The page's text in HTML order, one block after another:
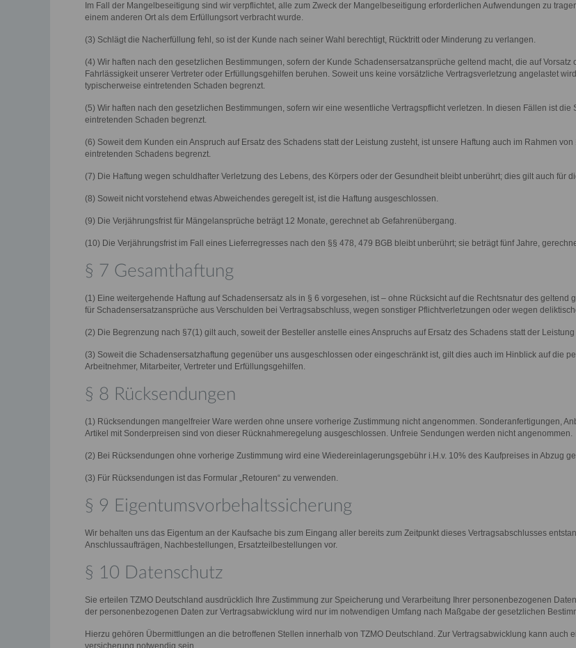
Im Fall der Mangelbeseitigung sind wir verpflichtet, alle zum Zweck der Mangelbeseitigung erforderlichen Aufwendungen zu
einem anderen Ort als dem Erfüllungsort verbracht wurde.
(3) Schlägt die Nacherfüllung fehl, so ist der Kunde nach seiner Wahl berechtigt, Rücktritt oder Minderung zu verlangen.
(4) Wir haften nach den gesetzlichen Bestimmungen, sofern der Kunde Schadensersatzansprüche geltend macht, die auf
Fahrlässigkeit unserer Vertreter oder Erfüllungsgehilfen beruhen. Soweit uns keine vorsätzliche Vertragsverletzung angelastet
typischerweise eintretenden Schaden begrenzt.
(5) Wir haften nach den gesetzlichen Bestimmungen, sofern wir eine wesentliche Vertragspflicht verletzen. In diesen Fällen ist
eintretenden Schaden begrenzt.
(6) Soweit dem Kunden ein Anspruch auf Ersatz des Schadens statt der Leistung zusteht, ist unsere Haftung auch im Rahmen
eintretenden Schadens begrenzt.
(7) Die Haftung wegen schuldhafter Verletzung des Lebens, des Körpers oder der Gesundheit bleibt unberührt; dies gilt auch für
(8) Soweit nicht vorstehend etwas Abweichendes geregelt ist, ist die Haftung ausgeschlossen.
(9) Die Verjährungsfrist für Mängelansprüche beträgt 12 Monate, gerechnet ab Gefahrenübergang.
(10) Die Verjährungsfrist im Fall eines Lieferregresses nach den §§ 478, 479 BGB bleibt unberührt; sie beträgt fünf Jahre,
§ 7 Gesamthaftung
(1) Eine weitergehende Haftung auf Schadensersatz als in § 6 vorgesehen, ist – ohne Rücksicht auf die Rechtsnatur des
für Schadensersatzansprüche aus Verschulden bei Vertragsabschluss, wegen sonstiger Pflichtverletzungen oder wegen
(2) Die Begrenzung nach §7(1) gilt auch, soweit der Besteller anstelle eines Anspruchs auf Ersatz des Schadens statt der
(3) Soweit die Schadensersatzhaftung gegenüber uns ausgeschlossen oder eingeschränkt ist, gilt dies auch im Hinblick auf die
Arbeitnehmer, Mitarbeiter, Vertreter und Erfüllungsgehilfen.
§ 8 Rücksendungen
(1) Rücksendungen mangelfreier Ware werden ohne unsere vorherige Zustimmung nicht angenommen. Sonderanfertigungen,
Artikel mit Sonderpreisen sind von dieser Rücknahmeregelung ausgeschlossen. Unfreie Sendungen werden nicht angenommen.
(2) Bei Rücksendungen ohne vorherige Zustimmung wird eine Wiedereinlagerungsgebühr i.H.v. 10% des Kaufpreises in Abzug
(3) Für Rücksendungen ist das Formular „Retouren“ zu verwenden.
§ 9 Eigentumsvorbehaltssicherung
Wir behalten uns das Eigentum an der Kaufsache bis zum Eingang aller bereits zum Zeitpunkt dieses Vertragsabschlusses
Anschlussaufträgen, Nachbestellungen, Ersatzteilbestellungen vor.
§ 10 Datenschutz
Sie erteilen TZMO Deutschland ausdrücklich Ihre Zustimmung zur Speicherung und Verarbeitung Ihrer personenbezogenen
der personenbezogenen Daten zur Vertragsabwicklung wird nur im notwendigen Umfang nach Maßgabe der gesetzlichen
Hierzu gehören Übermittlungen an die betroffenen Stellen innerhalb von TZMO Deutschland. Zur Vertragsabwicklung kann
versicherung notwendig sein.